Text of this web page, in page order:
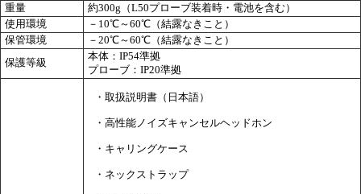
重量
約300g（L50プローブ装着時・電池を含む）
使用環境
－10℃～60℃（結露なきこと）
保管環境
－20℃～60℃（結露なきこと）
保護等級
本体：IP54準拠
プローブ：IP20準拠
・取扱説明書（日本語）
・高性能ノイズキャンセルヘッドホン
・キャリングケース
・ネックストラップ